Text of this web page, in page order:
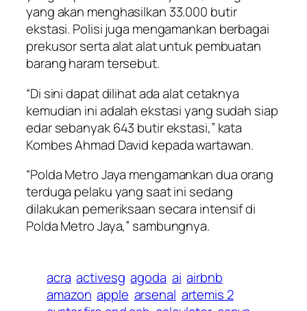
yang akan menghasilkan 33.000 butir
ekstasi. Polisi juga mengamankan berbagai
prekusor serta alat alat untuk pembuatan
barang haram tersebut.
“Di sini dapat dilihat ada alat cetaknya
kemudian ini adalah ekstasi yang sudah siap
edar sebanyak 643 butir ekstasi,” kata
Kombes Ahmad David kepada wartawan.
“Polda Metro Jaya mengamankan dua orang
terduga pelaku yang saat ini sedang
dilakukan pemeriksaan secara intensif di
Polda Metro Jaya,” sambungnya.
acra activesg agoda ai airbnb
amazon apple arsenal artemis 2